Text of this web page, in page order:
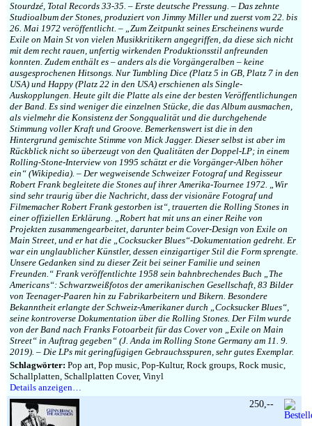
Stourdzé, Total Records 33-35. – Erste deutsche Pressung. – Das zehnte
Studioalbum der Stones, produziert von Jimmy Miller und zuerst vom 22. bis
26. Mai 1972 veröffentlicht. – „Zum Zeitpunkt seines Erscheinens wurde
Exile on Main St von vielen Musikkritikern angegriffen, da diese sich nicht
mit dem recht rauen, unfertig wirkenden Produktionsstil anfreunden
konnten. Zudem enthält es – anders als die Vorgängeralben – keine
ausgesprochenen Hitsongs. Nur Tumbling Dice (Platz 5 in GB, Platz 7 in den
USA) und Happy (Platz 22 in den USA) erschienen als Single-
Auskopplungen. Heute gilt die Platte als eine der besten Veröffentlichungen
der Band. Es sind weniger die einzelnen Stücke, die das Album ausmachen,
als vielmehr die Konsistenz der Songqualität und die durchgehende
Stimmung voller Kraft und Groove. Bemerkenswert ist die in den
Hintergrund gemischte Stimme von Mick Jagger. Dieser selbst ist aber im
Rückblick nicht so überzeugt von den Qualitäten der Doppel-LP; in einem
Rolling-Stone-Interview von 1995 schätzt er die Vorgänger-Alben höher
ein“ (Wikipedia). – Der wegweisende Schweizer Fotograf und Regisseur
Robert Frank begleitete die Stones auf ihrer Amerika-Tournee 1972. „Wir
sind sehr traurig über die Nachricht, dass der visionäre Fotograf und
Filmemacher Robert Frank gestorben ist“, trauerten die Rolling Stones in
einer offiziellen Erklärung. „Robert hat mit uns an einer Reihe von
Projekten zusammengearbeitet, darunter beim Cover-Design von Exile on
Main Street, und er hat die „Cocksucker Blues“-Dokumentation gedreht. Er
war ein unglaublicher Künstler, dessen einzigartiger Stil die Form sprengte.
Unsere Gedanken sind zu dieser Zeit bei seiner Familie und seinen
Freunden.“ Frank veröffentlichte 1958 sein bahnbrechendes Buch „The
Americans“: Schwarzweißfotos der amerikanischen Gesellschaft, 83 Bilder
von Teenager-Paaren hin zu Fabrikarbeitern und Bikern. Besondere
Bekanntheit erlangte der Schweiz-Amerikaner durch „Cocksucker Blues“,
seine kontroverse Dokumentation über die Rolling Stones. Der Film wurde
von der Band nach Franks Fotoarbeit für das Cover von „Exile on Main
Street“ in Auftrag gegeben“ (J. Anda im Rolling Stone Germany am 11. 9.
2019). – Die LPs mit geringfügigen Gebrauchsspuren, sehr gutes Exemplar.
Schlagwörter: Pop art, Pop music, Pop-Kultur, Rock groups, Rock music,
Schallplatten, Schallplatten Cover, Vinyl
Details anzeigen…
250,--